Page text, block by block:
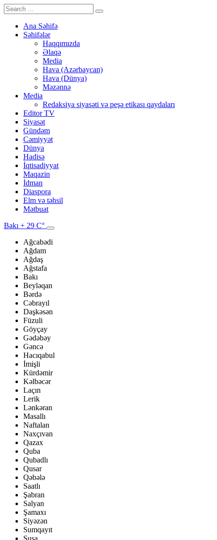
Ana Səhifə
Səhifələr
Haqqımızda
Əlaqə
Media
Hava (Azərbaycan)
Hava (Dünya)
Məzənnə
Media
Redaksiya siyasəti və peşə etikası qaydaları
Editor TV
Siyasət
Gündəm
Cəmiyyət
Dünya
Hadisə
İqtisadiyyat
Maqazin
İdman
Diaspora
Elm və təhsil
Mətbuat
Bakı + 29 C°
Ağcabədi
Ağdam
Ağdaş
Ağstafa
Bakı
Beyləqan
Bərdə
Cəbrayıl
Daşkəsən
Füzuli
Göyçay
Gədəbəy
Gəncə
Hacıqabul
İmişli
Kürdəmir
Kəlbəcər
Laçın
Lerik
Lənkəran
Masallı
Naftalan
Naxçıvan
Qazax
Quba
Qubadlı
Qusar
Qəbələ
Saatlı
Şabran
Salyan
Şamaxı
Siyəzən
Sumqayıt
Şuşa